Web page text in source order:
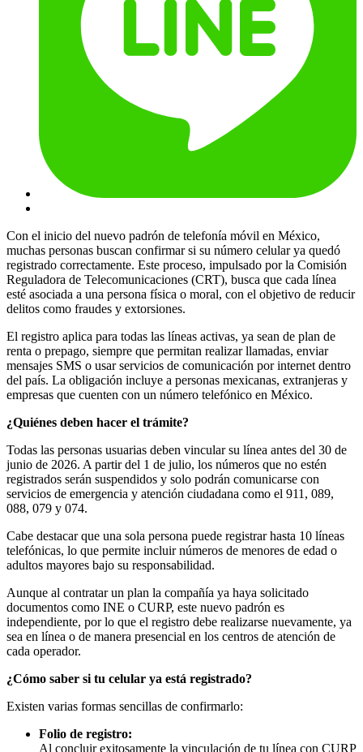
Con el inicio del nuevo padrón de telefonía móvil en México,
muchas personas buscan confirmar si su número celular ya quedó
registrado correctamente. Este proceso, impulsado por la Comisión
Reguladora de Telecomunicaciones (CRT), busca que cada línea
esté asociada a una persona física o moral, con el objetivo de reducir
delitos como fraudes y extorsiones.
El registro aplica para todas las líneas activas, ya sean de plan de
renta o prepago, siempre que permitan realizar llamadas, enviar
mensajes SMS o usar servicios de comunicación por internet dentro
del país. La obligación incluye a personas mexicanas, extranjeras y
empresas que cuenten con un número telefónico en México.
¿Quiénes deben hacer el trámite?
Todas las personas usuarias deben vincular su línea antes del 30 de
junio de 2026. A partir del 1 de julio, los números que no estén
registrados serán suspendidos y solo podrán comunicarse con
servicios de emergencia y atención ciudadana como el 911, 089,
088, 079 y 074.
Cabe destacar que una sola persona puede registrar hasta 10 líneas
telefónicas, lo que permite incluir números de menores de edad o
adultos mayores bajo su responsabilidad.
Aunque al contratar un plan la compañía ya haya solicitado
documentos como INE o CURP, este nuevo padrón es
independiente, por lo que el registro debe realizarse nuevamente, ya
sea en línea o de manera presencial en los centros de atención de
cada operador.
¿Cómo saber si tu celular ya está registrado?
Existen varias formas sencillas de confirmarlo:
Folio de registro:
Al concluir exitosamente la vinculación de tu línea con CURP